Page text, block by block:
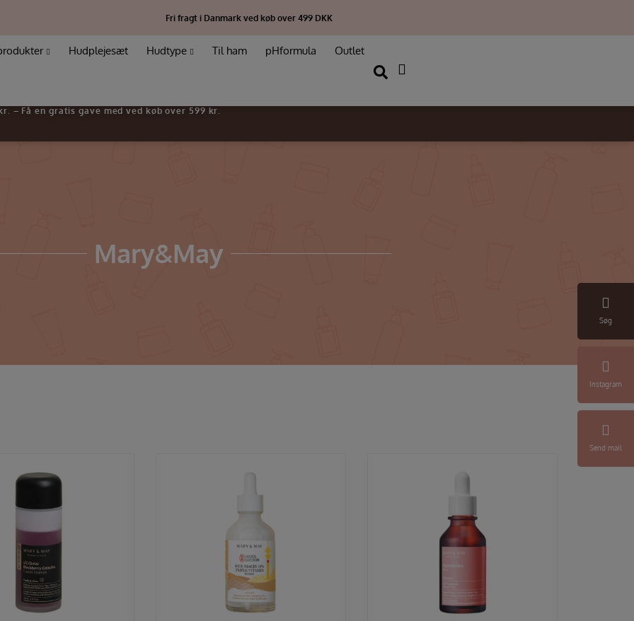
Fri fragt i Danmark ved køb over 499 DKK
Hudplejesæt Hudtype Til ham pHformula Outlet
– Få en gratis gave med ved køb over 599 kr.
Mary&May
Søg
Instagram
Send mail